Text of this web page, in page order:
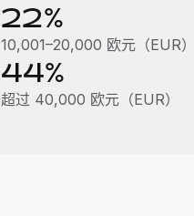
22%
10,001–20,000 欧元（EUR）
44%
超过 40,000 欧元（EUR）